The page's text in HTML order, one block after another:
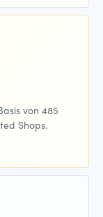
von 485
Shops.